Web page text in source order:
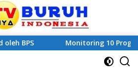
Monitoring 10 Program Pokok PKK,